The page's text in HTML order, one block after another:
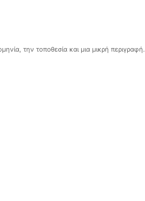
την τοποθεσία και μια μικρή περιγραφή.